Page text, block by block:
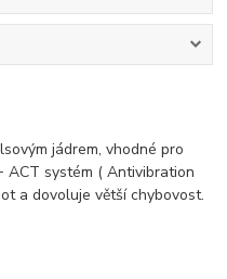
jádrem, vhodné pro
ACT systém ( Antivibration
a dovoluje větší chybovost.